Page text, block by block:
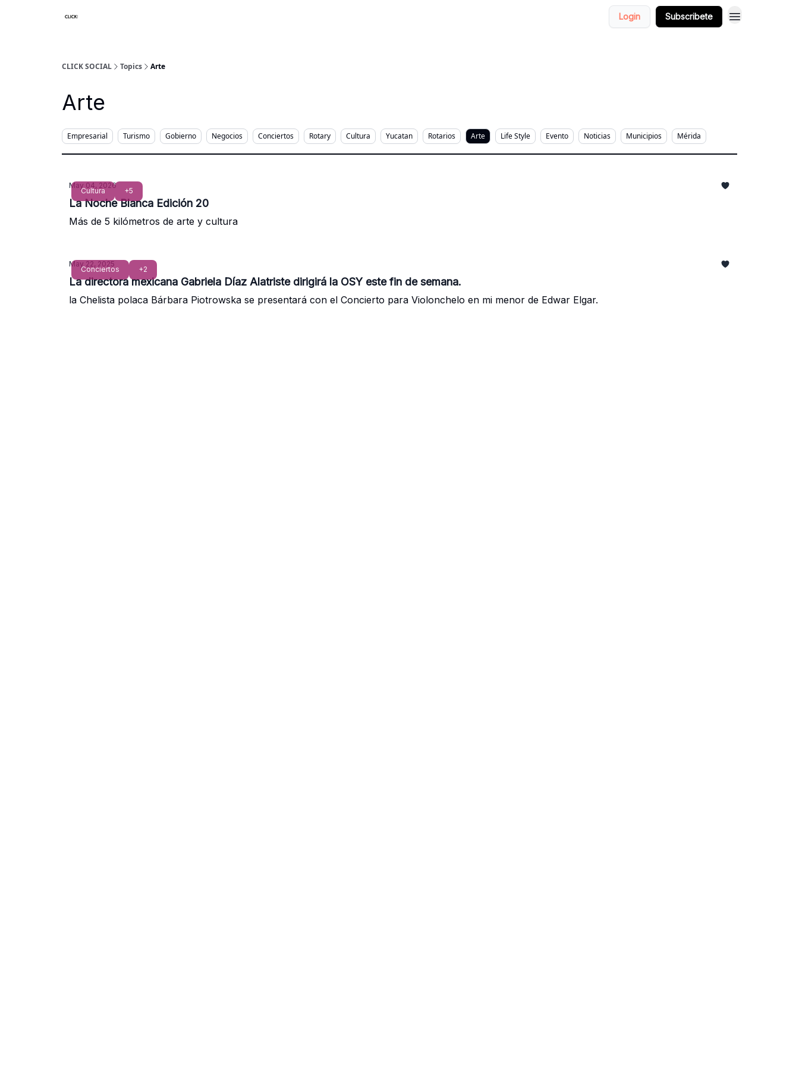
Login Subscribete
CLICK SOCIAL Topics Arte
Arte
Empresarial Turismo Gobierno Negocios Conciertos Rotary Cultura Yucatan Rotarios Arte Life Style Evento Noticias Municipios Mérida
Cultura +5
May 04, 2026
La Noche Blanca Edición 20
Más de 5 kilómetros de arte y cultura
Conciertos +2
May 22, 2025
La directora mexicana Gabriela Díaz Alatriste dirigirá la OSY este fin de semana.
la Chelista polaca Bárbara Piotrowska se presentará con el Concierto para Violonchelo en mi menor de Edwar Elgar.